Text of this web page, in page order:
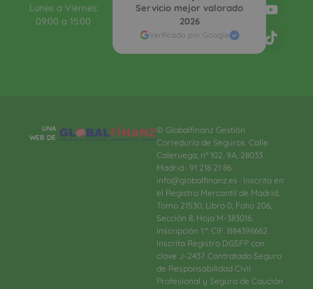
Servicio mejor valorado
2026
Verificado por Google
Lunes a Viernes:
09:00 a 15:00
UNA
WEB DE
© Globalfinanz Gestión
Correduría de Seguros. Calle
Caleruega, nº 102, 9A, 28033
Madrid · 91 218 21 86 ·
info@globalfinanz.es · Inscrita en
el Registro Mercantil de Madrid,
Tomo 21530, Libro 0, Folio 206,
Sección 8, Hoja M-383016.
Inscripción 1.ª. CIF. B84396662.
Inscrita Registro DGSFP con
clave J-2437. Contratado Seguro
de Responsabilidad Civil
Profesional y Seguro de Caución